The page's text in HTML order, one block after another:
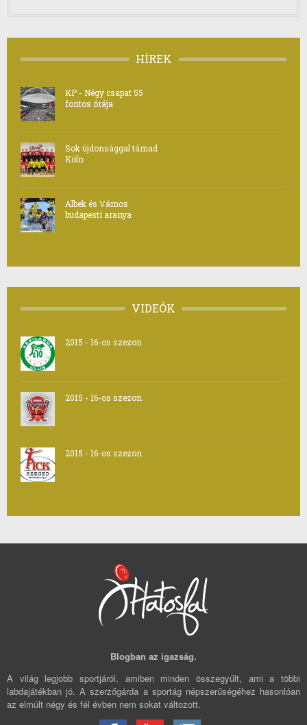
HÍREK
KP - Négy csapat 55
fontos órája
Sok újdonsággal támad
Köln
Albek és Vámos
budapesti aranya
VIDEÓK
2015 - 16-os szezon
2015 - 16-os szezon
2015 - 16-os szezon
Blogban az igazság.
A világ legjobb sportjáról, amiben minden összegyűlt, ami a többi
labdajátékban jó. A szerzőgárda a sportág népszerűségéhez hasonlóan
az elmúlt négy és fél évben nem sokat változott.